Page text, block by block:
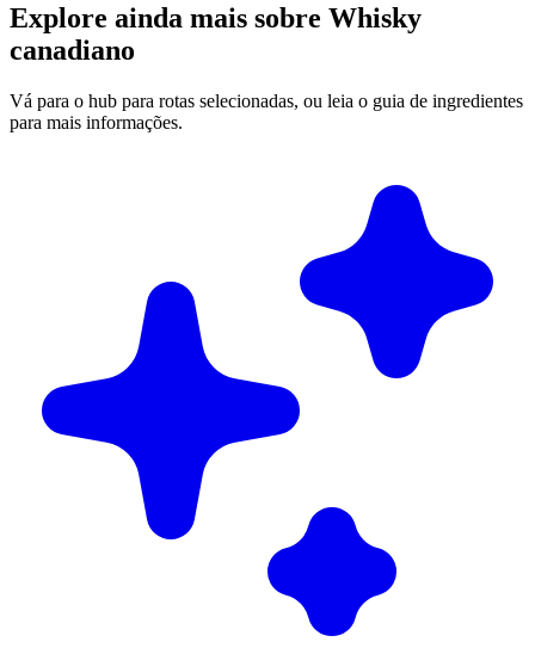
Explore ainda mais sobre Whisky
canadiano
Vá para o hub para rotas selecionadas, ou leia o guia de ingredientes
para mais informações.